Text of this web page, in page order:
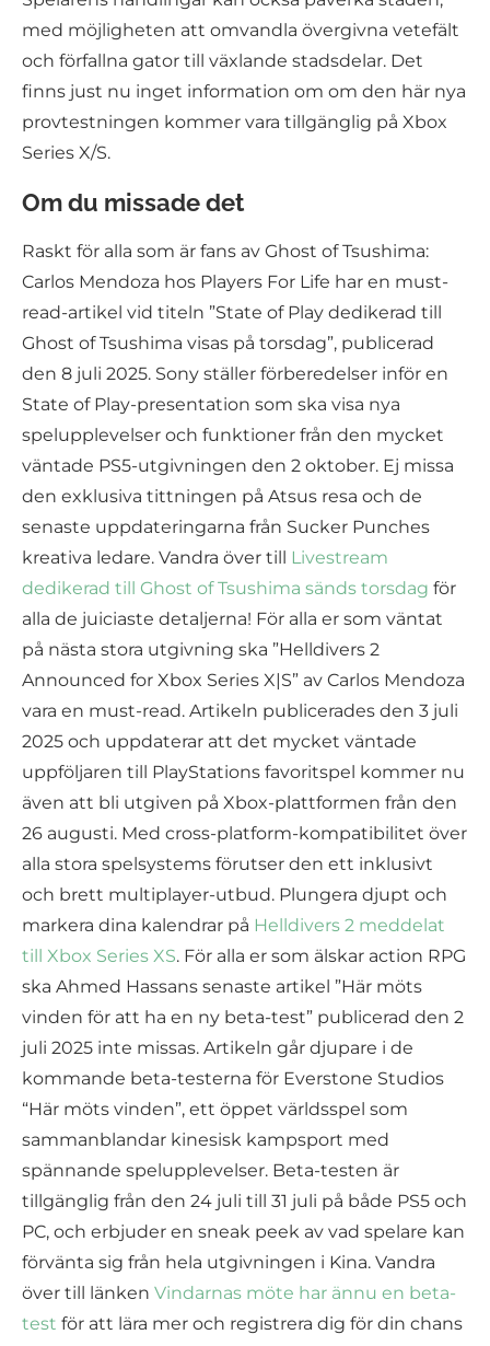
med möjligheten att omvandla övergivna vetefält
och förfallna gator till växlande stadsdelar. Det
finns just nu inget information om om den här nya
provtestningen kommer vara tillgänglig på Xbox
Series X/S.
Om du missade det
Raskt för alla som är fans av Ghost of Tsushima:
Carlos Mendoza hos Players For Life har en must-
read-artikel vid titeln ”State of Play dedikerad till
Ghost of Tsushima visas på torsdag”, publicerad
den 8 juli 2025. Sony ställer förberedelser inför en
State of Play-presentation som ska visa nya
spelupplevelser och funktioner från den mycket
väntade PS5-utgivningen den 2 oktober. Ej missa
den exklusiva tittningen på Atsus resa och de
senaste uppdateringarna från Sucker Punches
kreativa ledare. Vandra över till Livestream
dedikerad till Ghost of Tsushima sänds torsdag för
alla de juiciaste detaljerna! För alla er som väntat
på nästa stora utgivning ska ”Helldivers 2
Announced for Xbox Series X|S” av Carlos Mendoza
vara en must-read. Artikeln publicerades den 3 juli
2025 och uppdaterar att det mycket väntade
uppföljaren till PlayStations favoritspel kommer nu
även att bli utgiven på Xbox-plattformen från den
26 augusti. Med cross-platform-kompatibilitet över
alla stora spelsystems förutser den ett inklusivt
och brett multiplayer-utbud. Plungera djupt och
markera dina kalendrar på Helldivers 2 meddelat
till Xbox Series XS. För alla er som älskar action RPG
ska Ahmed Hassans senaste artikel ”Här möts
vinden för att ha en ny beta-test” publicerad den 2
juli 2025 inte missas. Artikeln går djupare i de
kommande beta-testerna för Everstone Studios
“Här möts vinden”, ett öppet världsspel som
sammanblandar kinesisk kampsport med
spännande spelupplevelser. Beta-testen är
tillgänglig från den 24 juli till 31 juli på både PS5 och
PC, och erbjuder en sneak peek av vad spelare kan
förvänta sig från hela utgivningen i Kina. Vandra
över till länken Vindarnas möte har ännu en beta-
test för att lära mer och registrera dig för din chans